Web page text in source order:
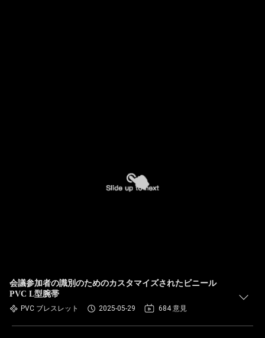
会議参加者の識別のためのカスタマイズされたビニール
PVC L型腕帯
PVC ブレスレット 2025-05-29 684 意見